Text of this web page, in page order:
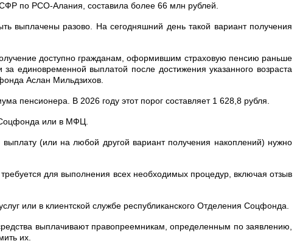
по РСО-Алания, составила более 66 млн рублей.
выплачены разово. На сегодняшний день такой вариант получения
доступно гражданам, оформившим страховую пенсию раньше
единовременной выплатой после достижения указанного возраста
Аслан Мильдзихов.
пенсионера. В 2026 году этот порог составляет 1 628,8 рубля.
Соцфонда или в МФЦ.
(или на любой другой вариант получения накоплений) нужно
для выполнения всех необходимых процедур, включая отзыв
или в клиентской службе республиканского Отделения Соцфонда.
выплачивают правопреемникам, определенным по заявлению,
их.